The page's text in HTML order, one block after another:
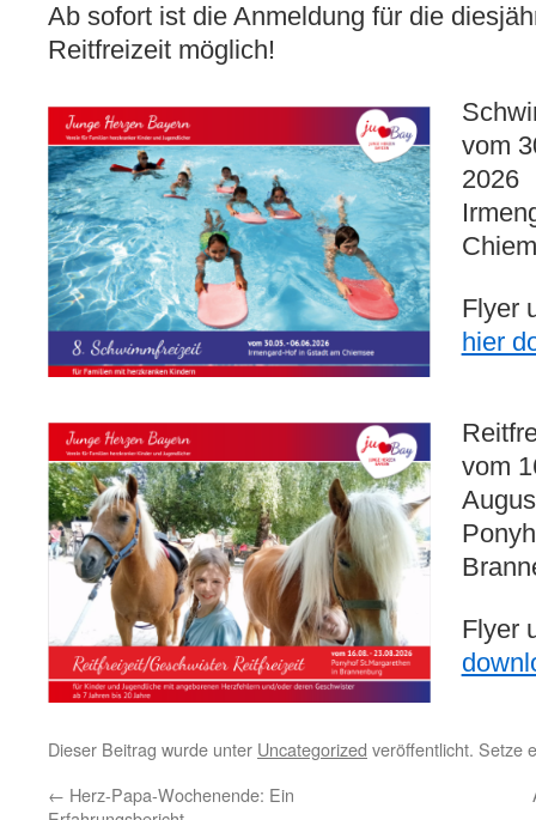
Ab sofort ist die Anmeldung für die
Reitfreizeit möglich!
vom
2026
Flyer
hier
vom
Flyer
Dieser Beitrag wurde unter Uncategorized veröffentlicht. Setze
← Herz-Papa-Wochenende: Ein